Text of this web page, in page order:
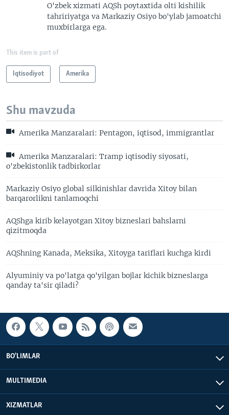
O'zbek xizmati AQSh poytaxtida olti kishilik
tahririyatga va Markaziy Osiyo bo'ylab jamoatchi
muxbirlarga ega.
This item is part of
Iqtisodiyot Amerika
Shu mavzuda
Amerika Manzaralari: Pentagon, iqtisod, immigrantlar
Amerika Manzaralari: Tramp iqtisodiy siyosati,
o'zbekistonlik tadbirkorlar
Markaziy Osiyo global silkinishlar davrida Xitoy bilan
barqarorlikni tanlamoqchi
AQShga kirib kelayotgan Xitoy bizneslari bahslarni
qizitmoqda
AQShning Kanada, Meksika, Xitoyga tariflari kuchga kirdi
Alyuminiy va po'latga qo'yilgan bojlar kichik bizneslarga
qanday ta'sir qiladi?
BO'LIMLAR
MULTIMEDIA
XIZMATLAR